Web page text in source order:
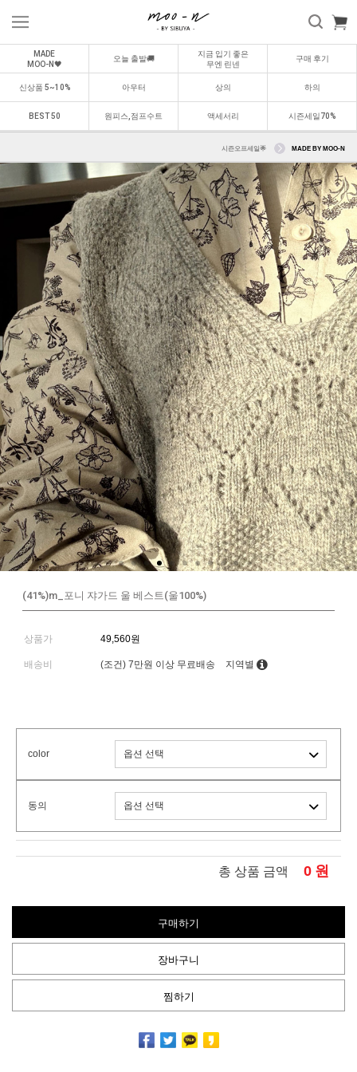
MADE
MOO-N🖤
오늘 출발🚚
지금 입기 좋은
무엔 린넨
구매 후기
신상품 5~10% 아우터 상의 하의
BEST 50 원피스,점프수트 액세서리 시즌세일70%
시즌오프세일🌟 MADE BY MOO-N
(41%)m_포니 쟈가드 울 베스트(울100%)
상품가 49,560원
배송비 (조건) 7만원 이상 무료배송 지역별
color
동의
총 상품 금액 0 원
구매하기
장바구니
찜하기